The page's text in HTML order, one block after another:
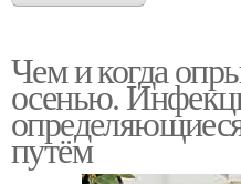
Чем и когда
осенью.
путём